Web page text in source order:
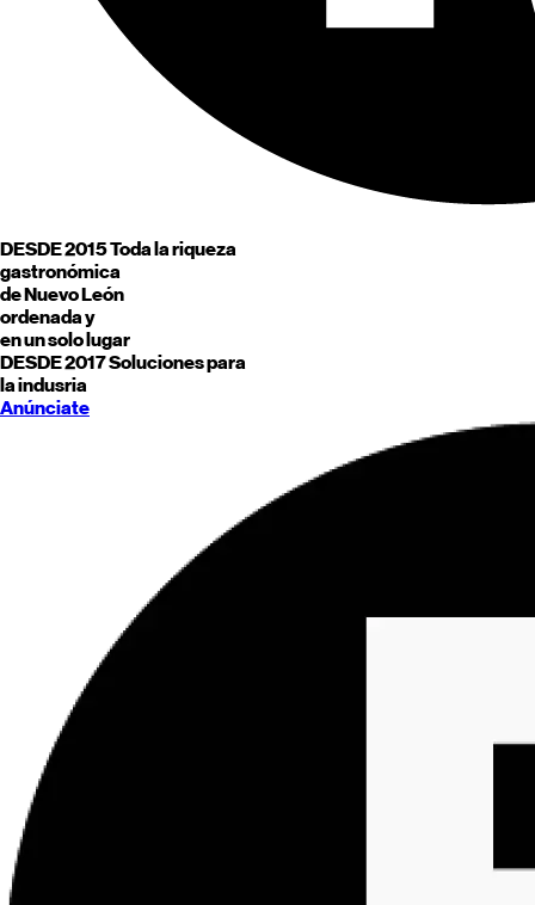
DESDE 2015Toda la riqueza
gastronómica
deNuevo León
ordenada y
en un solo lugar
DESDE 2017Soluciones para
la indusria
Anúnciate